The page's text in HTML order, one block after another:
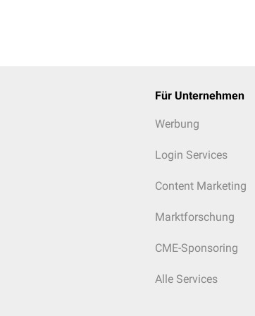
Syndrom
lymphoproliferatives Syndrom(ALPS)
Für Unternehmen
Werbung
Login Services
Content Marketing
Marktforschung
CME-Sponsoring
Alle Services